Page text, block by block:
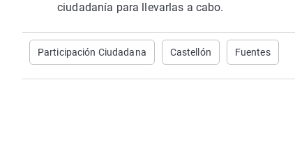
ciudadanía para llevarlas a cabo.
Participación Ciudadana Castellón Fuentes